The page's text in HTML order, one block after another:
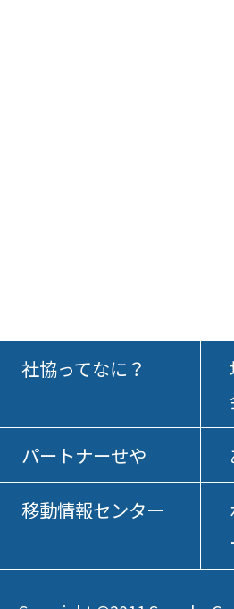
社協ってなに？
パートナーせや
移動情報センター